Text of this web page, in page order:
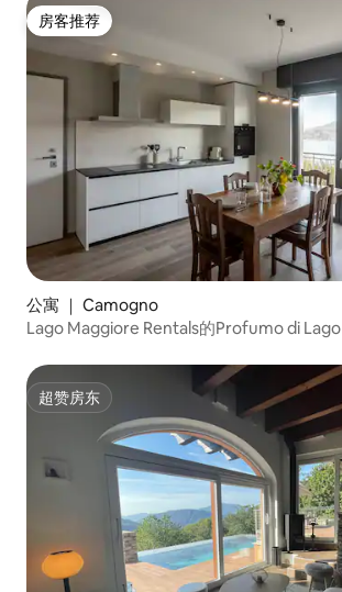
房客推荐
房客推荐
公寓 ｜ Camogno
Lago Maggiore Rentals的Profumo di Lago
超赞房东
超赞房东